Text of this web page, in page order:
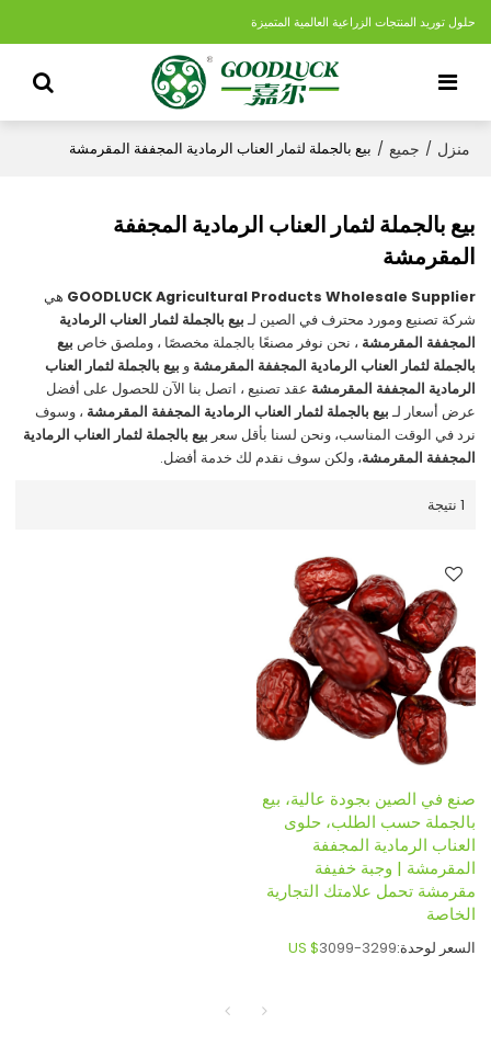
حلول توريد المنتجات الزراعية العالمية المتميزة
منزل / جميع / بيع بالجملة لثمار العناب الرمادية المجففة المقرمشة
بيع بالجملة لثمار العناب الرمادية المجففة
المقرمشة
GOODLUCK Agricultural Products Wholesale Supplier هي
شركة تصنيع ومورد محترف في الصين لـبيع بالجملة لثمار العناب الرمادية
المجففة المقرمشة ، نحن نوفر مصنعًا بالجملة مخصصًا ، وملصق خاص بيع
بالجملة لثمار العناب الرمادية المجففة المقرمشة و بيع بالجملة لثمار العناب
الرمادية المجففة المقرمشة عقد تصنيع ، اتصل بنا الآن للحصول على أفضل
عرض أسعار لـبيع بالجملة لثمار العناب الرمادية المجففة المقرمشة ، وسوف
نرد في الوقت المناسب، ونحن لسنا بأقل سعر بيع بالجملة لثمار العناب الرمادية
المجففة المقرمشة، ولكن سوف نقدم لك خدمة أفضل.
1 نتيجة
صنع في الصين بجودة عالية، بيع
بالجملة حسب الطلب، حلوى
العناب الرمادية المجففة
المقرمشة | وجبة خفيفة
مقرمشة تحمل علامتك التجارية
الخاصة
السعر لوحدة: US $3099-3299